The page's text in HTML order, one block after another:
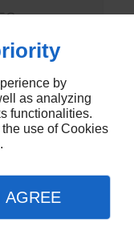
by
as analyzing
functionalities.
use of Cookies
.
AGREE